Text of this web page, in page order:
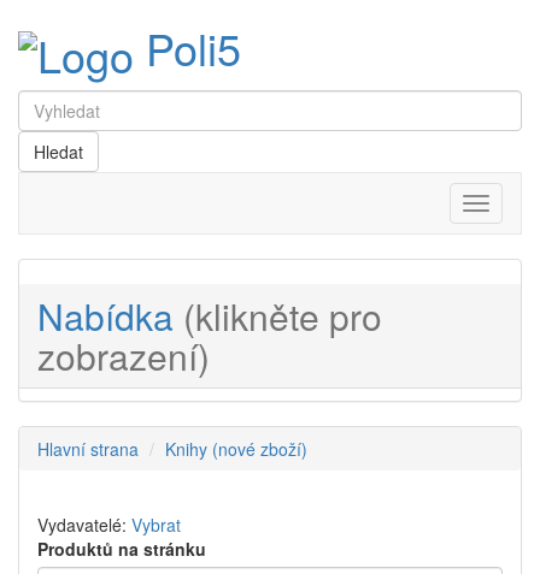
Poli5
Menu
Nabídka (klikněte pro
zobrazení)
Hlavní strana Knihy (nové zboží)
Vydavatelé: Vybrat
Produktů na stránku